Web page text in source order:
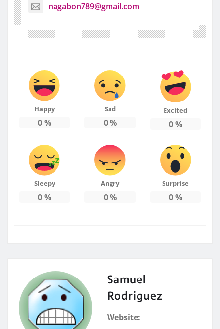
nagabon789@gmail.com
Happy
0%
Sad
0%
Excited
0%
Sleepy
0%
Angry
0%
Surprise
0%
Samuel
Rodriguez
Website: